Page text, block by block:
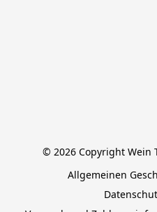
© 2026 Copyright Wein
Allgemeinen